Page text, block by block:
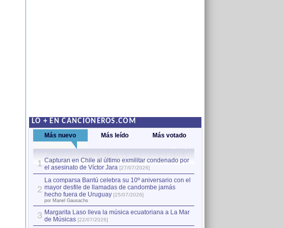
LO + EN CANCIONEROS.COM
Más nuevo Más leído Más votado
1 Capturan en Chile al último exmilitar condenado por
el asesinato de Víctor Jara [27/07/2026]
2
La comparsa Bantú celebra su 10º aniversario con el
mayor desfile de llamadas de candombe jamás
hecho fuera de Uruguay [25/07/2026]
por Manel Gausachs
3 Margarita Laso lleva la música ecuatoriana a La Mar
de Músicas [22/07/2026]